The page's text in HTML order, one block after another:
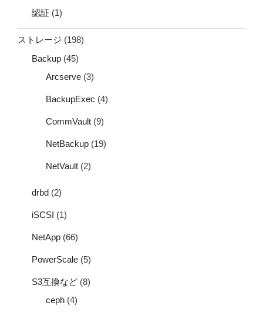
認証 (1)
ストレージ (198)
Backup (45)
Arcserve (3)
BackupExec (4)
CommVault (9)
NetBackup (19)
NetVault (2)
drbd (2)
iSCSI (1)
NetApp (66)
PowerScale (5)
S3互換など (8)
ceph (4)